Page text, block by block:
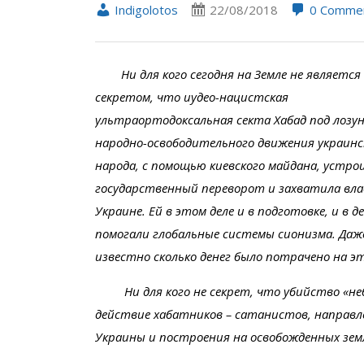
Indigolotos 22/08/2018 0
Ни для кого сегодня на Земле не является
секретом, что иудео-нацистская
ультраортодоксальная секта Хабад под
народно-освободительного движения
народа, с помощью киевского майдана,
государственный переворот и захватила
Украине. Ей в этом деле и в подготовке, и в
помогали глобальные системы сионизма.
известно сколько денег было потрачено на
Ни для кого не секрет, что убийство
действие хабатников – сатанистов,
Украины и построения на освобожденных